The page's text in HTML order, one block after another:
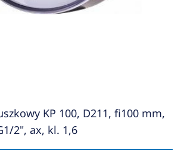
KP 100, D211, fi100 mm,
2", ax, kl. 1,6